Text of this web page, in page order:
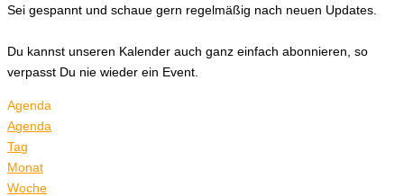
Sei gespannt und schaue gern regelmäßig nach neuen Updates.
Du kannst unseren Kalender auch ganz einfach abonnieren, so
verpasst Du nie wieder ein Event.
Agenda
Agenda
Tag
Monat
Woche